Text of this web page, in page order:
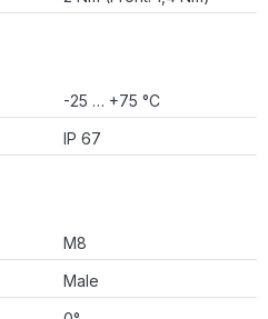
-25 … +75 °C
IP 67
M8
Male